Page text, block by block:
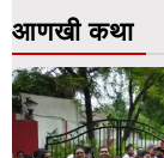
आणखी कथा